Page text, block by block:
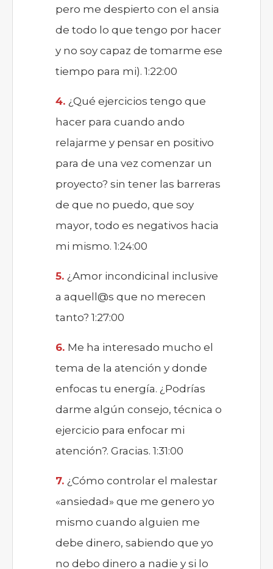
pero me despierto con el ansia
de todo lo que tengo por hacer
y no soy capaz de tomarme ese
tiempo para mi). 1:22:00
¿Qué ejercicios tengo que
hacer para cuando ando
relajarme y pensar en positivo
para de una vez comenzar un
proyecto? sin tener las barreras
de que no puedo, que soy
mayor, todo es negativos hacia
mi mismo. 1:24:00
¿Amor incondicinal inclusive
a aquell@s que no merecen
tanto? 1:27:00
Me ha interesado mucho el
tema de la atención y donde
enfocas tu energía. ¿Podrías
darme algún consejo, técnica o
ejercicio para enfocar mi
atención?. Gracias. 1:31:00
¿Cómo controlar el malestar
«ansiedad» que me genero yo
mismo cuando alguien me
debe dinero, sabiendo que yo
no debo dinero a nadie y si lo